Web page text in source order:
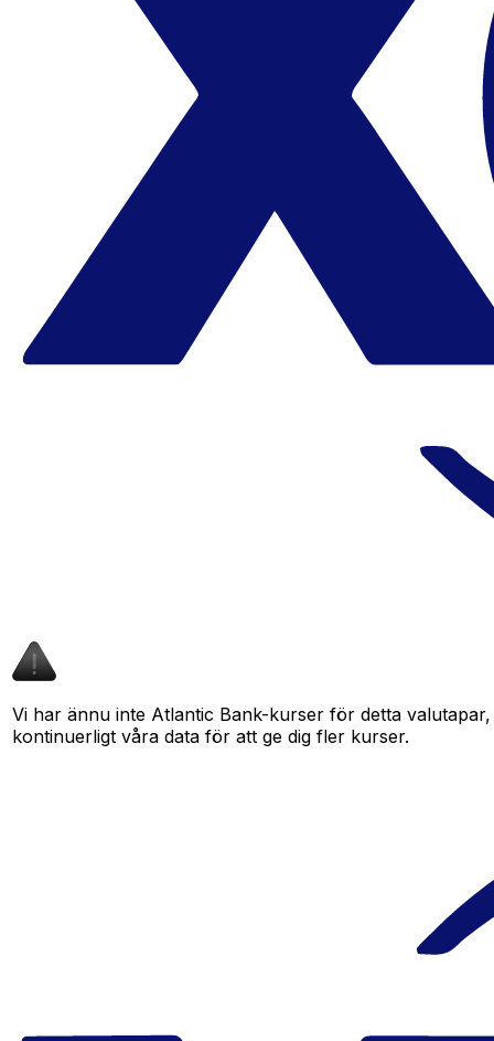
Vi har ännu inte Atlantic Bank-kurser för detta
kontinuerligt våra data för att ge dig fler kurser.